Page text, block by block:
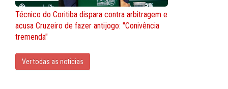
Técnico do Coritiba dispara contra arbitragem e
acusa Cruzeiro de fazer antijogo: "Conivência
tremenda"
Ver todas as noticias